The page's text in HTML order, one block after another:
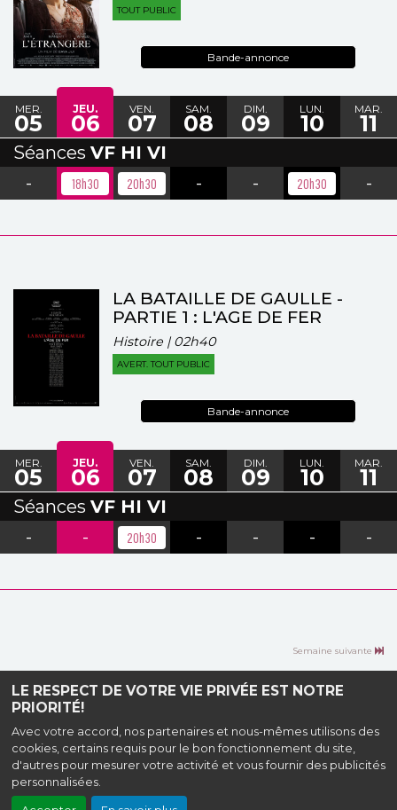
LE RESPECT DE VOTRE VIE PRIVÉE EST NOTRE
PRIORITÉ!
Avec votre accord, nos partenaires et nous-mêmes utilisons des
cookies, certains requis pour le bon fonctionnement du site,
d'autres pour mesurer votre activité et vous fournir des publicités
personnalisées.
TOUT PUBLIC
Bande-annonce
MER.
05
JEU.
06
VEN.
07
SAM.
08
DIM.
09
LUN.
10
MAR.
11
Séances VF HI VI
-
18h30 20h30 - - 20h30 -
LA BATAILLE DE GAULLE -
PARTIE 1 : L'AGE DE FER
Histoire | 02h40
AVERT. TOUT PUBLIC
Bande-annonce
MER.
05
JEU.
06
VEN.
07
SAM.
08
DIM.
09
LUN.
10
MAR.
11
Séances VF HI VI
-
- 20h30 - - - -
Semaine suivante
Haut de page
Cinéma Le Connetable, 1 rue des Marches de Bretagne, 44190 Clisson
|Mentions légales|Contact | Tel : 02 52 10 69 74
Politique de confidentialité